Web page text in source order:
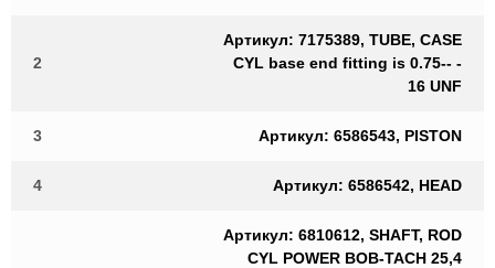
2
Артикул: 7175389, TUBE, CASE
CYL base end fitting is 0.75-- -
16 UNF
3 Артикул: 6586543, PISTON
4 Артикул: 6586542, HEAD
Артикул: 6810612, SHAFT, ROD
CYL POWER BOB-TACH 25,4